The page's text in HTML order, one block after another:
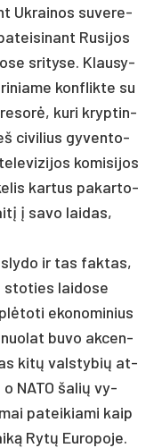
Uk­rai­nos su­ve­re­
Ru­si­jos
sri­ty­se. Klau­sy­
konf­lik­te su
ku­ri kryp­tin­
ci­vi­lius gy­ven­to­
ko­mi­si­jos
kar­tus pa­kar­to­
į sa­vo lai­das,
ir tas fak­tas,
sto­ties lai­do­se
eko­no­mi­nius
bu­vo ak­cen­
kitų vals­ty­bių at­
NA­TO ša­lių vy­
pa­tei­kia­mi kaip
Rytų Eu­ro­po­je.